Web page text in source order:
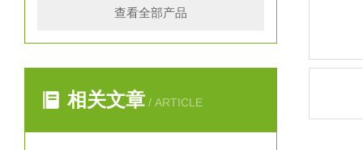
查看全部产品
相关文章 / ARTICLE